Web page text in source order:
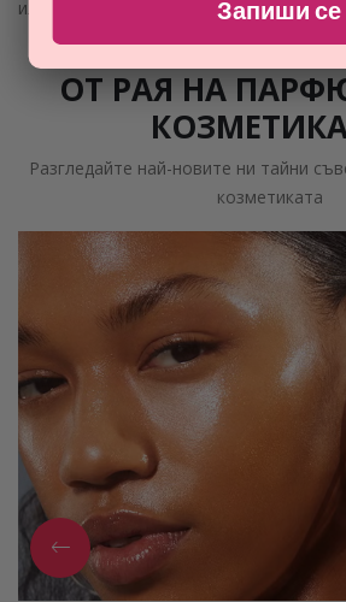
или кожна биопсия“, казва Палм.
ОТ РАЯ НА
Разгледайте най-новите ни тайни
козметиката
Запиши се